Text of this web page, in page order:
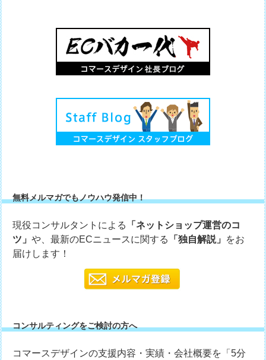
無料メルマガでもノウハウ発信中！
現役コンサルタントによる
「ネットショップ運営のコ
ツ」や、最新のECニュースに関する 「独自解説」 をお
届けします！
コンサルティングをご検討の方へ
コマースデザインの支援内容・実績・会社概要を「5分